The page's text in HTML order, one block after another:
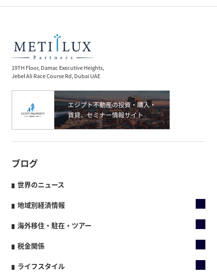
19TH Floor, Damac Executive Heights,
Jebel Ali Race Course Rd, Dubai UAE
ブログ
世界のニュース
地域別経済情報
海外移住・駐在・ツアー
税金関係
ライフスタイル